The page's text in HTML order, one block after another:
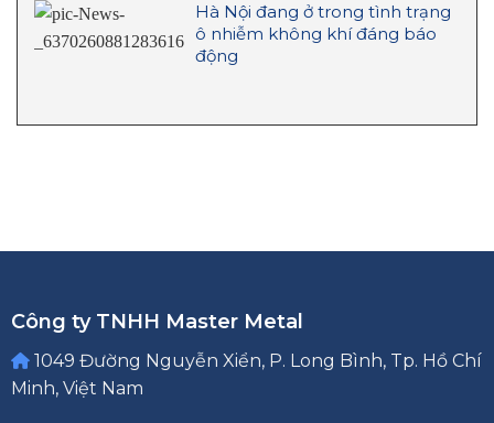
Hà Nội đang ở trong tình trạng
ô nhiễm không khí đáng báo
động
Công ty TNHH Master Metal
1049 Đường Nguyễn Xiển, P. Long Bình, Tp. Hồ Chí
Minh, Việt Nam